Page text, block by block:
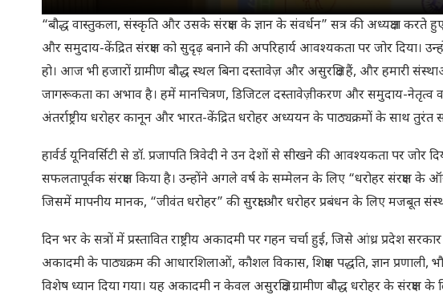
“बौद्ध वास्तुकला, संस्कृति और उसके संरक्षण के ज्ञान के संवर्धन” सत्र की अध्यक्षता करते
और समुदाय-केंद्रित संरक्षण को सुदृढ़ बनाने की अपरिहार्य आवश्यकता पर जोर दिया।
हो। आज भी हजारों ग्रामीण बौद्ध स्थल बिना दस्तावेज़ और असुरक्षित हैं, और हमारी
जागरूकता का अभाव है। हमें मानचित्रण, डिजिटल दस्तावेज़ीकरण और समुदाय-नेतृत्व
अंतर्राष्ट्रीय धरोहर कानून और भारत-केंद्रित धरोहर अध्ययन के पाठ्यक्रमों के साथ तुरंत
हार्वर्ड यूनिवर्सिटी से डॉ. प्रजापति त्रिवेदी ने उन देशों से सीखने की आवश्यकता पर
सफलतापूर्वक संरक्षण किया है। उन्होंने अगले वर्ष के सम्मेलन के लिए “धरोहर संरक्षण के
जिसमें मापनीय मानक, “जीवंत धरोहर” की सुरक्षा और धरोहर प्रबंधन के लिए मजबूत
दिन भर के सत्रों में प्रस्तावित राष्ट्रीय अकादमी पर गहन चर्चा हुई, जिसे आंध्र प्रदेश
अकादमी के पाठ्यक्रम की आधारशिलाओं, कौशल विकास, शिक्षण पद्धति, ज्ञान प्रणाली,
विशेष ध्यान दिया गया। यह अकादमी न केवल असुरक्षित ग्रामीण बौद्ध धरोहर के संरक्षण